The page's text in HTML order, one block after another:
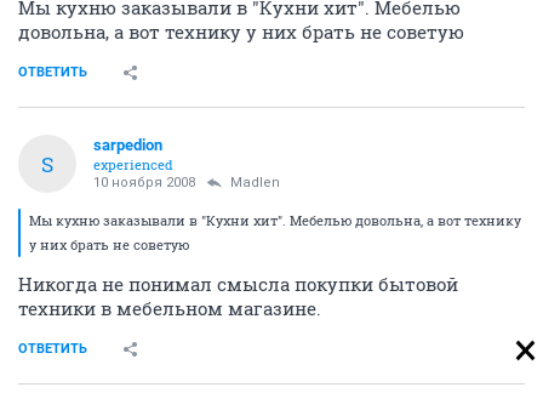
Мы кухню заказывали в "Кухни хит". Мебелью
довольна, а вот технику у них брать не советую
ОТВЕТИТЬ
S
sarpedion
experienced
10 ноября 2008 Madlen
Мы кухню заказывали в "Кухни хит". Мебелью довольна, а вот технику
у них брать не советую
Никогда не понимал смысла покупки бытовой
техники в мебельном магазине.
ОТВЕТИТЬ